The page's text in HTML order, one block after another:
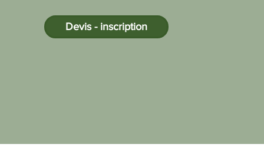
Devis - inscription